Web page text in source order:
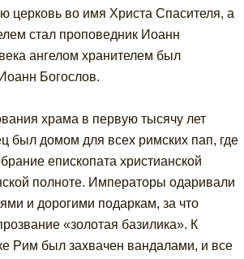
церковь во имя Христа Спасителя, а
стал проповедник Иоанн
ангелом хранителем был
Богослов.
храма в первую тысячу лет
был домом для всех римских пап, где
епископата христианской
полноте. Императоры одаривали
и дорогими подаркам, за что
«золотая базилика». К
Рим был захвачен вандалами, и все